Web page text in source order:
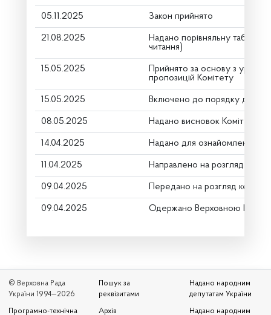
05.11.2025 Закон прийнято
21.08.2025
Надано порівняльну
читання)
15.05.2025
Прийнято за основу з
пропозицій Комітету
15.05.2025 Включено до порядку
08.05.2025 Надано висновок Комітету
14.04.2025 Надано для ознайомлення
11.04.2025 Направлено на розгляд
09.04.2025 Передано на розгляд
09.04.2025 Одержано Верховною Радою
© Верховна Рада
України 1994—2026
Програмно-технічна
Пошук за
реквізитами
Архів
Надано народним
депутатам України
Надано народним